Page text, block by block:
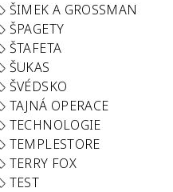
ŠIMEK A GROSSMAN
ŠPAGETY
ŠTAFETA
ŠUKAS
ŠVÉDSKO
TAJNÁ OPERACE
TECHNOLOGIE
TEMPLESTORE
TERRY FOX
TEST